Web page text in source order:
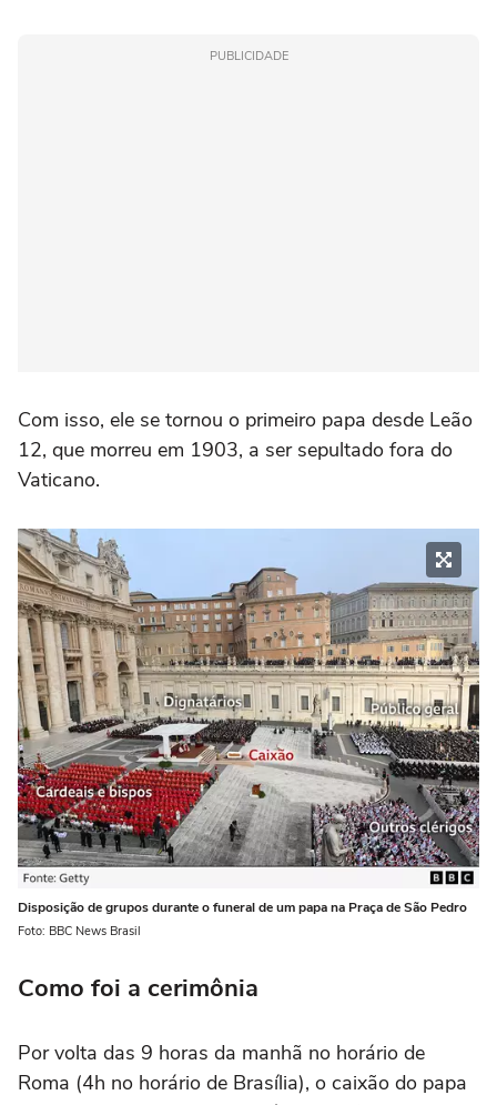
PUBLICIDADE
Com isso, ele se tornou o primeiro papa desde Leão
12, que morreu em 1903, a ser sepultado fora do
Vaticano.
Disposição de grupos durante o funeral de um papa na Praça de São Pedro
Foto: BBC News Brasil
Como foi a cerimônia
Por volta das 9 horas da manhã no horário de
Roma (4h no horário de Brasília), o caixão do papa